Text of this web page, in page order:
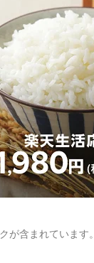
が含まれています。